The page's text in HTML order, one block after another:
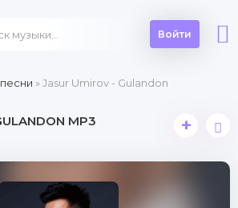
Войти
» Jasur Umirov - Gulandon
MP3 +